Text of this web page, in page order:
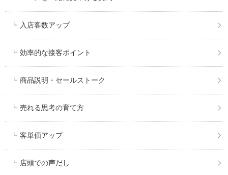
入店客数アップ
効率的な接客ポイント
商品説明・セールストーク
売れる思考の育て方
客単価アップ
店頭での声だし